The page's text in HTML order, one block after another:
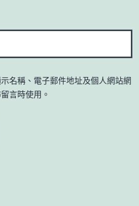
名稱、電子郵件地址及個人網站網
言時使用。